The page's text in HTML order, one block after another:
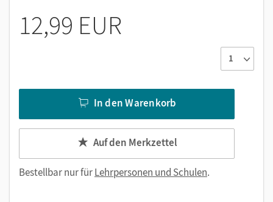
12,99 EUR
In den Warenkorb
Auf den Merkzettel
Bestellbar nur fürLehrpersonen und Schulen.